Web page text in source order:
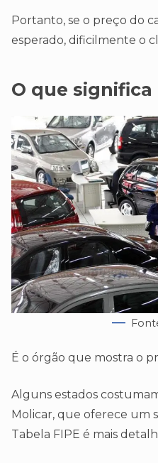
Portanto, se o preço do
esperado, dificilmente o
O que significa
É o órgão que mostra o
Alguns estados
Molicar, que oferece um
Tabela FIPE é mais